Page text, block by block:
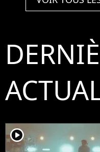
player2